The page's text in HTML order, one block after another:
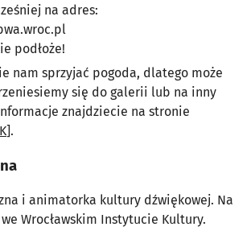
na adres:
podłoże!
nam sprzyjać pogoda, dlatego może
się do galerii lub na inny
znajdziecie na stronie
].
i animatorka kultury dźwiękowej. Na
Wrocławskim Instytucie Kultury.